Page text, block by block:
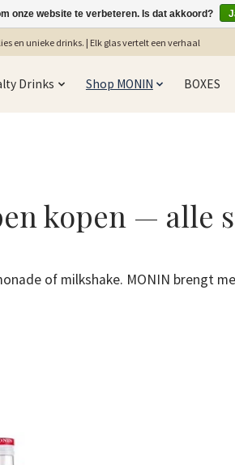
en unieke drinks. | Elk glas vertelt een verhaal
Drinks Shop MONIN BOXES
kopen — alle
of milkshake. MONIN brengt
onze website te verbeteren. Is dat akkoord?